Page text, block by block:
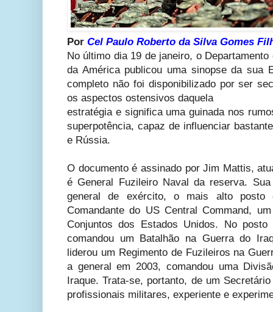
Por Cel Paulo Roberto da Silva Gomes
No último dia 19 de janeiro, o
da América publicou uma sinopse da sua
completo não foi disponibilizado por ser
os aspectos ostensivos daquela
estratégia e significa uma guinada nos
superpotência, capaz de influenciar
e Rússia.
O documento é assinado por Jim Mattis,
é General Fuzileiro Naval da reserva.
general de exército, o mais alto
Comandante do US Central Command,
Conjuntos dos Estados Unidos. No posto
comandou um Batalhão na Guerra do
liderou um Regimento de Fuzileiros na
a general em 2003, comandou uma
Iraque. Trata-se, portanto, de um
profissionais militares, experiente e